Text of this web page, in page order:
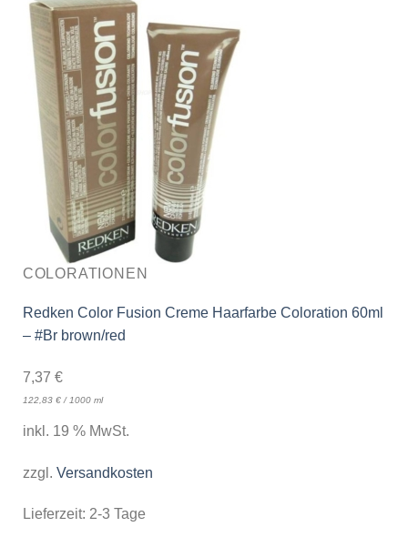
COLORATIONEN
Redken Color Fusion Creme Haarfarbe Coloration 60ml
– #Br brown/red
7,37 €
122,83 €/ 1000 ml
inkl. 19 % MwSt.
zzgl. Versandkosten
Lieferzeit: 2-3 Tage